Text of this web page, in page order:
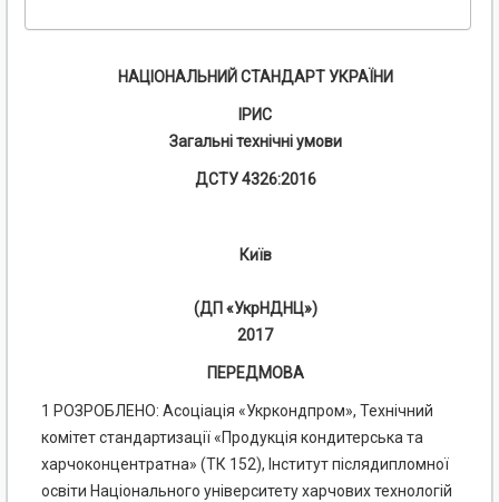
НАЦІОНАЛЬНИЙ СТАНДАРТ УКРАЇНИ
ІРИС
Загальні технічні умови
ДСТУ 4326:2016
Київ
(ДП «УкрНДНЦ»)
2017
ПЕРЕДМОВА
1 РОЗРОБЛЕНО: Асоціація «Укркондпром», Технічний
комітет стандартизації «Продукція кондитерська та
харчоконцентратна» (ТК 152), Інститут післядипломної
освіти Національного університету харчових технологій